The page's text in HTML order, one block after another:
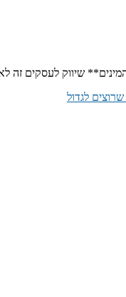
שיווק לעסקים
לגדול